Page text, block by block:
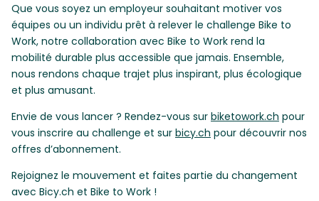
Que vous soyez un employeur souhaitant motiver vos
équipes ou un individu prêt à relever le challenge Bike to
Work, notre collaboration avec Bike to Work rend la
mobilité durable plus accessible que jamais. Ensemble,
nous rendons chaque trajet plus inspirant, plus écologique
et plus amusant.
Envie de vous lancer ? Rendez-vous sur biketowork.ch pour
vous inscrire au challenge et sur bicy.ch pour découvrir nos
offres d’abonnement.
Rejoignez le mouvement et faites partie du changement
avec Bicy.ch et Bike to Work !